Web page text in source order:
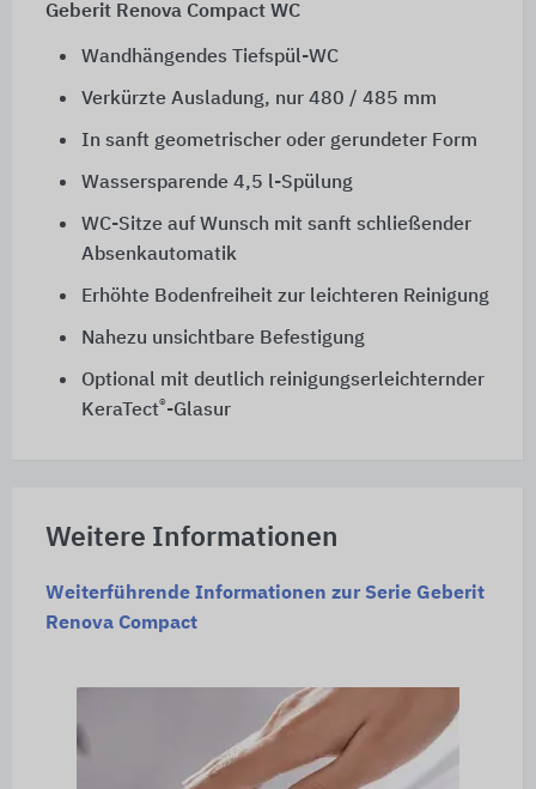
Geberit Renova Compact WC
Wandhängendes Tiefspül-WC
Verkürzte Ausladung, nur 480 / 485 mm
In sanft geometrischer oder gerundeter Form
Wassersparende 4,5 l-Spülung
WC-Sitze auf Wunsch mit sanft schließender
Absenkautomatik
Erhöhte Bodenfreiheit zur leichteren Reinigung
Nahezu unsichtbare Befestigung
Optional mit deutlich reinigungserleichternder
KeraTect®-Glasur
Weitere Informationen
Weiterführende Informationen zur Serie Geberit
Renova Compact